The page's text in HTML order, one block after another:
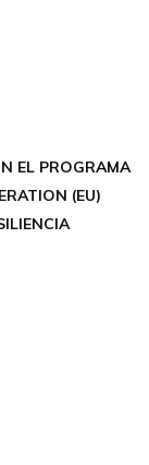
EL PROGRAMA
(EU)